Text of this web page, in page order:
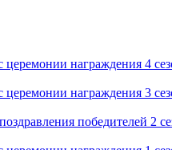
церемонии награждения 4
церемонии награждения 3
победителей 2